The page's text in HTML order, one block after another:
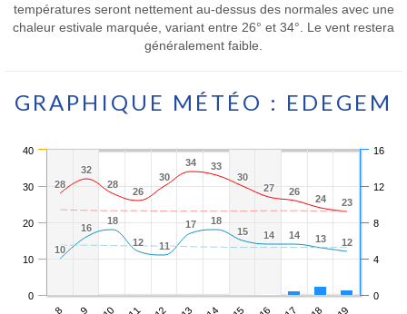
températures seront nettement au-dessus des normales avec une
chaleur estivale marquée, variant entre 26° et 34°. Le vent restera
généralement faible.
GRAPHIQUE MÉTÉO : EDEGEM
28
28
32
32
28
28
26
26
30
30
34
34 33
33
30
30
27
27 26
26
24
24 23
23
10
10
16
16
18
18
12
12 11
11
17
17 18
18
15
15 14
14 14
14 13
13 12
12
0
10
20
30
40
0
4
8
12
16